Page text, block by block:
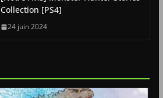
Collection [PS4]
24 juin 2024